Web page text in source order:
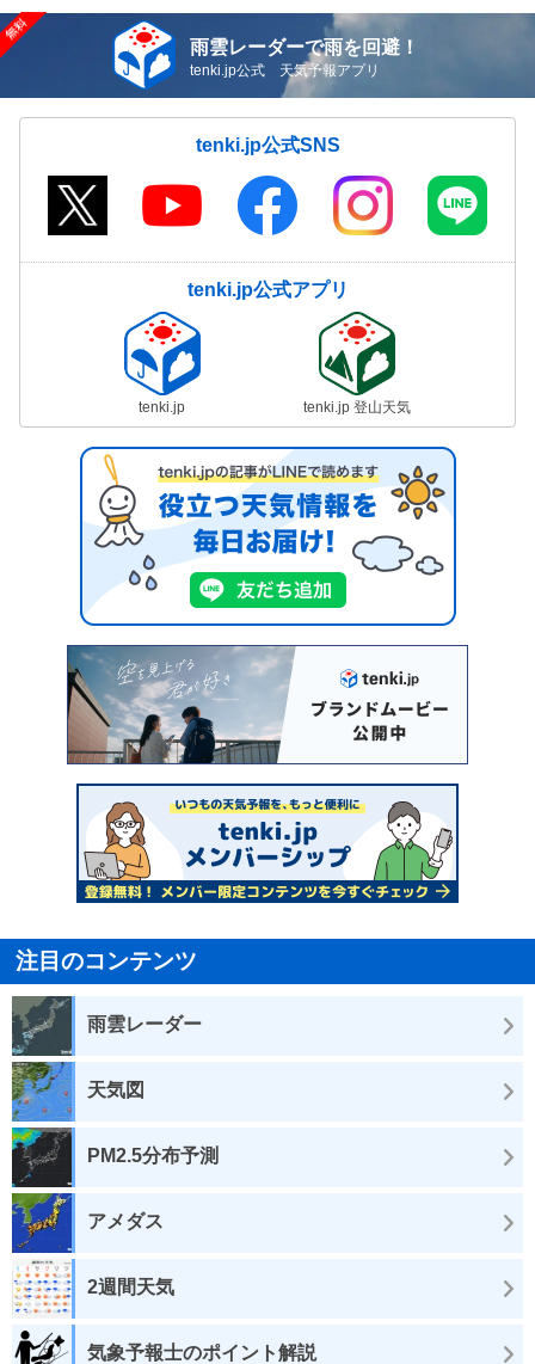
雨雲レーダーで雨を回避！
tenki.jp公式 天気予報アプリ
tenki.jp公式SNS
tenki.jp公式アプリ
tenki.jp tenki.jp 登山天気
注目のコンテンツ
雨雲レーダー
天気図
PM2.5分布予測
アメダス
2週間天気
気象予報士のポイント解説